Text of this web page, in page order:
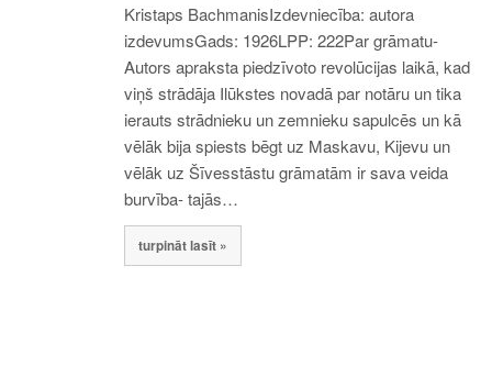
Kristaps BachmanisIzdevniecība: autora
izdevumsGads: 1926LPP: 222Par grāmatu-
Autors apraksta piedzīvoto revolūcijas laikā, kad
viņš strādāja Ilūkstes novadā par notāru un tika
ierauts strādnieku un zemnieku sapulcēs un kā
vēlāk bija spiests bēgt uz Maskavu, Kijevu un
vēlāk uz Šīvesstāstu grāmatām ir sava veida
burvība- tajās…
turpināt lasīt »